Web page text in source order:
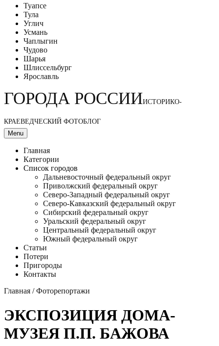
Туапсе
Тула
Углич
Усмань
Чаплыгин
Чудово
Шарья
Шлиссельбург
Ярославль
ГОРОДА РОССИИИСТОРИКО-
КРАЕВЕДЧЕСКИЙ ФОТОБЛОГ
Menu
Главная
Категории
Список городов
Дальневосточный федеральный округ
Приволжский федеральный округ
Северо-Западный федеральный округ
Северо-Кавказский федеральный округ
Сибирский федеральный округ
Уральский федеральный округ
Центральный федеральный округ
Южный федеральный округ
Статьи
Потери
Пригороды
Контакты
Главная /Фоторепортажи
ЭКСПОЗИЦИЯ ДОМА-
МУЗЕЯ П.П. БАЖОВА